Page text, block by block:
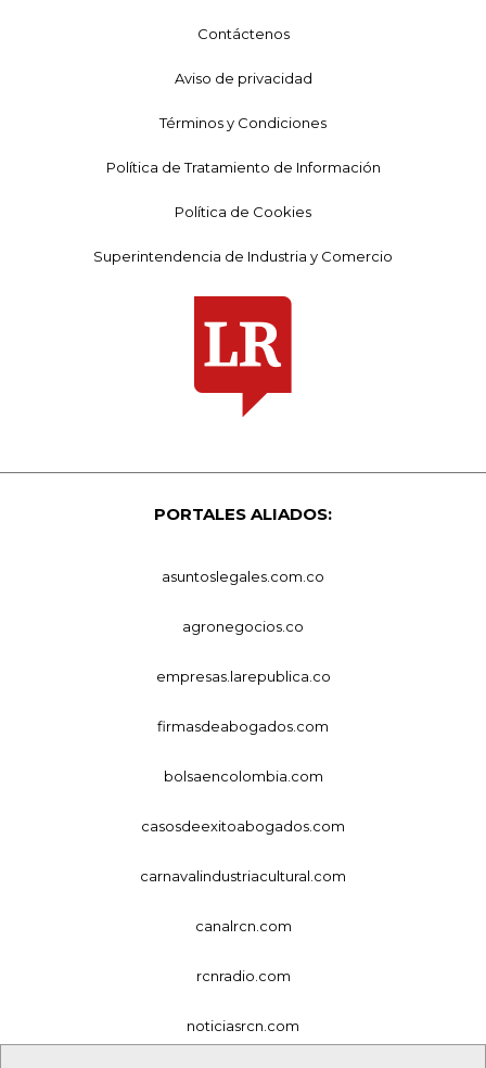
Contáctenos
Aviso de privacidad
Términos y Condiciones
Política de Tratamiento de Información
Política de Cookies
Superintendencia de Industria y Comercio
PORTALES ALIADOS:
asuntoslegales.com.co
agronegocios.co
empresas.larepublica.co
firmasdeabogados.com
bolsaencolombia.com
casosdeexitoabogados.com
carnavalindustriacultural.com
canalrcn.com
rcnradio.com
noticiasrcn.com